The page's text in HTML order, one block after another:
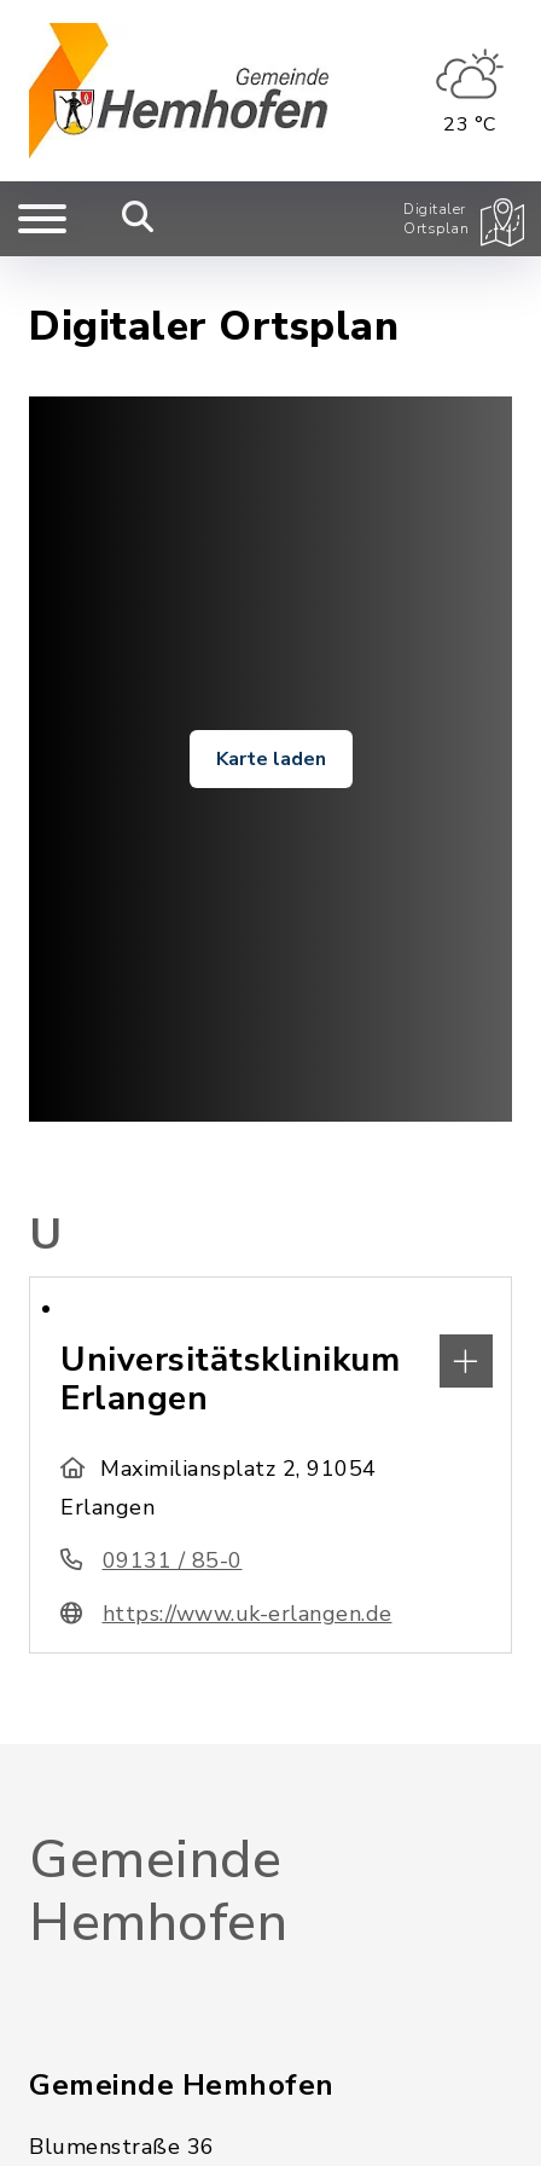
23 °C
Digitaler
Ortsplan
Digitaler Ortsplan
Karte laden
U
Universitätsklinikum
Erlangen
Maximiliansplatz 2, 91054
Erlangen
09131 / 85-0
https://www.uk-erlangen.de
Gemeinde
Hemhofen
Gemeinde Hemhofen
Blumenstraße 36